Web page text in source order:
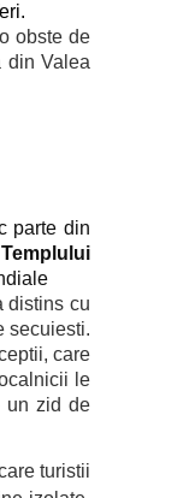
obste de
din Valea
parte din
distins cu
secuiesti.
care
le
un zid de
turistii